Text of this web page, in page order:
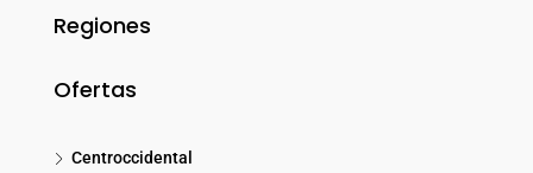
Regiones
Ofertas
Centroccidental